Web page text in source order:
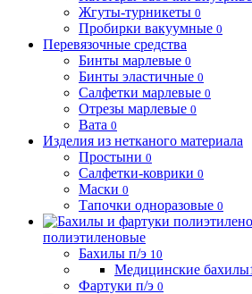
Жгуты-турникеты 0
Пробирки вакуумные 0
Перевязочные средства
Бинты марлевые 0
Бинты эластичные 0
Салфетки марлевые 0
Отрезы марлевые 0
Вата 0
Изделия из нетканого материала
Простыни 0
Салфетки-коврики 0
Маски 0
Тапочки одноразовые 0
полиэтиленовые
Бахилы п/э 10
Медицинские бахилы
Фартуки п/э 0